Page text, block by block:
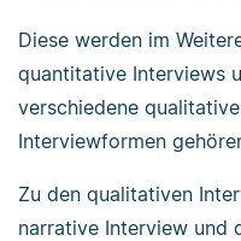
Diese werden im
quantitative Interviews
verschiedene
Interviewformen
Zu den qualitativen
narrative Interview und